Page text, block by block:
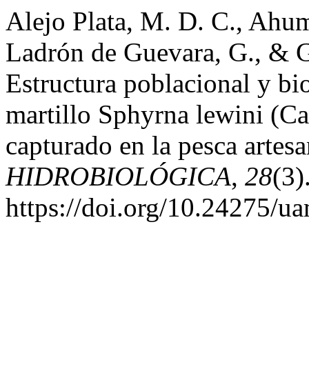
Alejo Plata, M. D. C.,
Ladrón de Guevara, G., &
Estructura poblacional y
martillo Sphyrna lewini
capturado en la pesca
HIDROBIOLÓGICA, 28
https://doi.org/10.24275/